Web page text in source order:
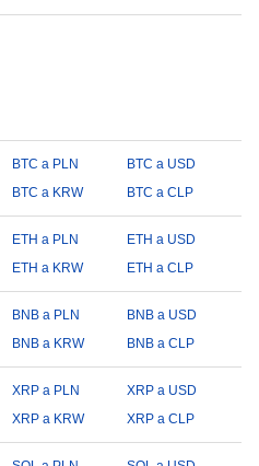
BTC a PLN
BTC a USD
BTC a KRW BTC a CLP
ETH a PLN
ETH a USD
ETH a KRW ETH a CLP
BNB a PLN
BNB a USD
BNB a KRW BNB a CLP
XRP a PLN
XRP a USD
XRP a KRW XRP a CLP